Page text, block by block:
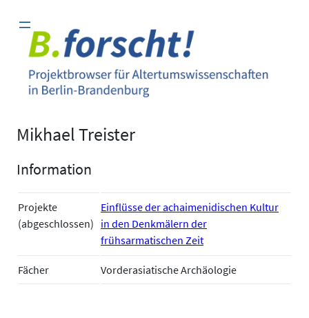
Inhalt
springen
Mikhael Treister
Information
Projekte
(abgeschlossen)
Einflüsse der achaimenidischen Kultur
in den Denkmälern der
frühsarmatischen Zeit
Fächer Vorderasiatische Archäologie